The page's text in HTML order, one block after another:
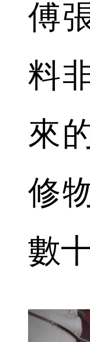
傅
料
來
修
數